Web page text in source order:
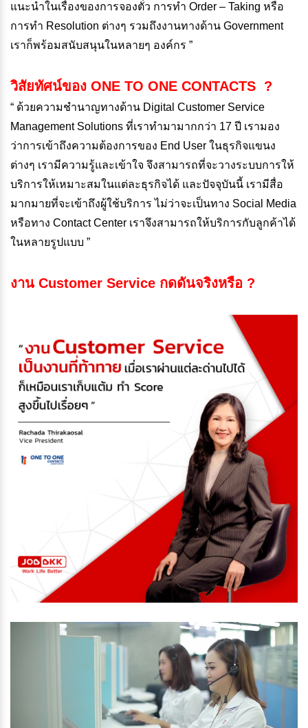
แนะนำในเรื่องของการจองตั๋ว การทำ Order – Taking หรือ
การทำ Resolution ต่างๆ รวมถึงงานทางด้าน Government
เราก็พร้อมสนับสนุนในหลายๆ องค์กร ”
วิสัยทัศน์ของ ONE TO ONE CONTACTS ?
“ ด้วยความชำนาญทางด้าน Digital Customer Service
Management Solutions ที่เราทำมามากกว่า 17 ปี เรามอง
ว่าการเข้าถึงความต้องการของ End User ในธุรกิจแขนง
ต่างๆ เรามีความรู้และเข้าใจ จึงสามารถที่จะวางระบบการให้
บริการให้เหมาะสมในแต่ละธุรกิจได้ และปัจจุบันนี้ เรามีสื่อ
มากมายที่จะเข้าถึงผู้ใช้บริการ ไม่ว่าจะเป็นทาง Social Media
หรือทาง Contact Center เราจึงสามารถให้บริการกับลูกค้าได้
ในหลายรูปแบบ ”
งาน Customer Service กดดันจริงหรือ ?